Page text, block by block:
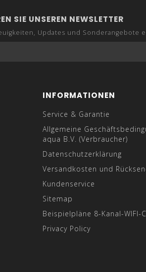
SIE UNSEREN NEWSLETTER
Updates und Sonderangebote
INFORMATIONEN
Service & Garantie
Allgemeine
aqua B.V. (Verbraucher)
Datenschutzerklärung
Versandkosten und
Kundenservice
Sitemap
Beispielpläne 8-Kanal-WIFI-
Privacy Policy